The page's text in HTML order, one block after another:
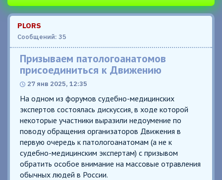
PLORS
Сообщений: 35
Призываем патологоанатомов
присоединиться к Движению
27 янв 2025, 12:35
На одном из форумов судебно-медицинских
экспертов состоялась дискуссия, в ходе которой
некоторые участники выразили недоумение по
поводу обращения организаторов Движения в
первую очередь к патологоанатомам (а не к
судебно-медицинским экспертам) с призывом
обратить особое внимание на массовые отравления
обычных людей в России.